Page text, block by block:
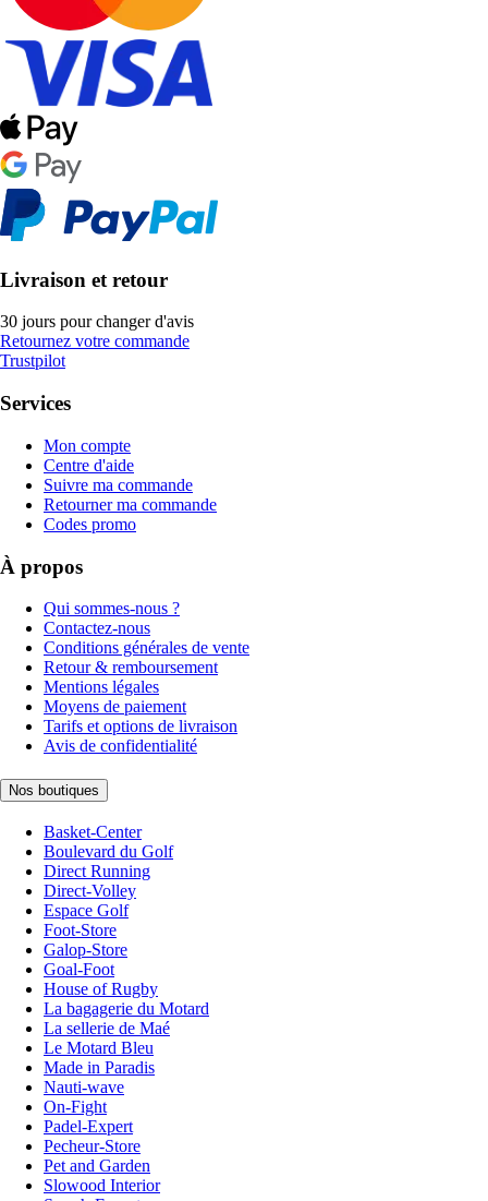
Livraison et retour
30 jours pour changer d'avis
Retournez votre commande
Trustpilot
Services
Mon compte
Centre d'aide
Suivre ma commande
Retourner ma commande
Codes promo
À propos
Qui sommes-nous ?
Contactez-nous
Conditions générales de vente
Retour & remboursement
Mentions légales
Moyens de paiement
Tarifs et options de livraison
Avis de confidentialité
Nos boutiques
Basket-Center
Boulevard du Golf
Direct Running
Direct-Volley
Espace Golf
Foot-Store
Galop-Store
Goal-Foot
House of Rugby
La bagagerie du Motard
La sellerie de Maé
Le Motard Bleu
Made in Paradis
Nauti-wave
On-Fight
Padel-Expert
Pecheur-Store
Pet and Garden
Slowood Interior